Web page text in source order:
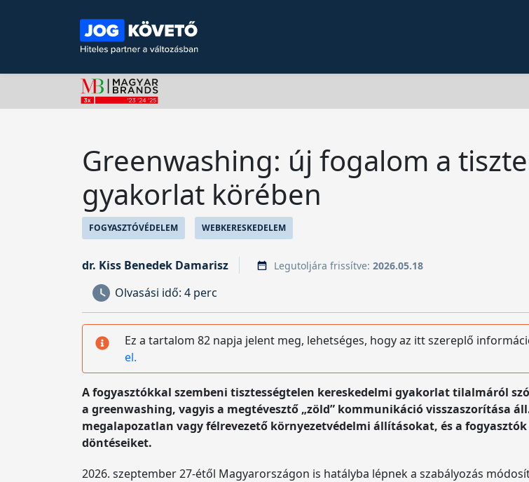
Greenwashing: új fogalom a
gyakorlat körében
FOGYASZTÓVÉDELEM WEBKERESKEDELEM
dr. Kiss Benedek Damarisz Legutoljára frissítve: 2026.05.18
Olvasási idő: 4 perc
Ez a tartalom 82 napja jelent meg, lehetséges, hogy az itt szereplő
el.
A fogyasztókkal szembeni tisztességtelen kereskedelmi gyakorlat tilalmáról
a greenwashing, vagyis a megtévesztő „zöld” kommunikáció visszaszorítása
megalapozatlan vagy félrevezető környezetvédelmi állításokat, és a
döntéseiket.
2026. szeptember 27-étől Magyarországon is hatályba lépnek a szabályozás